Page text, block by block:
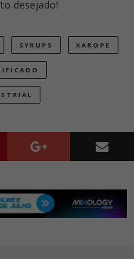
desejado!
SYRUPS XAROPE